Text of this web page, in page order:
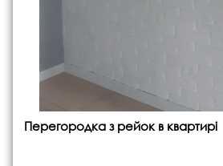
Перегородка з рейок в квартирі